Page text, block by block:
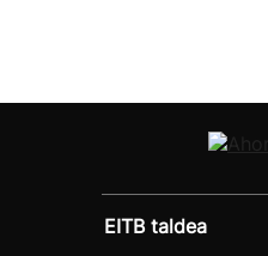
EITB taldea